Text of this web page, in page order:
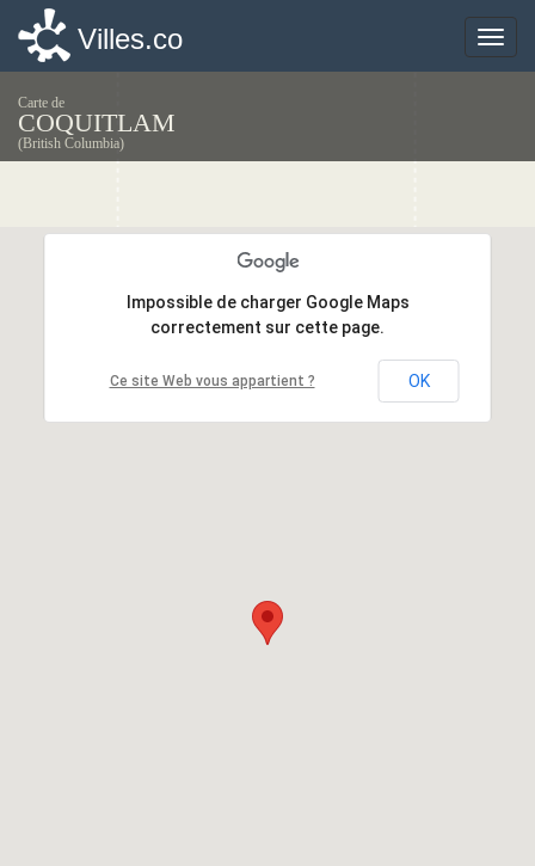
Toggle
Villes.co
Carte de
COQUITLAM
(British Columbia)
Impossible de charger Google Maps
correctement sur cette page.
Ce site Web vous appartient ? OK
Impossible de charger Google Maps
correctement sur cette page.
Ce site Web vous appartient ? OK
Toggle
Villes.co